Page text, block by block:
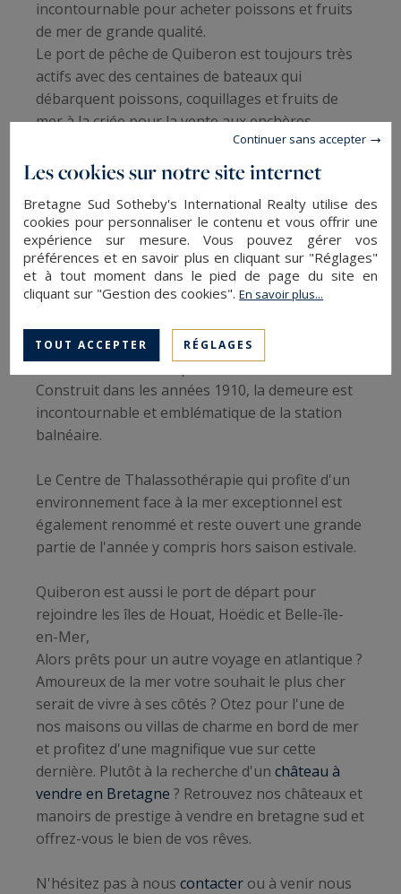
incontournable pour acheter poissons et fruits
de mer de grande qualité.
Le port de pêche de Quiberon est toujours très
actifs avec des centaines de bateaux qui
débarquent poissons, coquillages et fruits de
mer à la criée pour la vente aux enchères.
Côté gastronomie, salées ou sucrées, les
poissons et les filet de poissons fumés aux
Niniches et autres douceurs au Salidou (caramel
au beurre salé), les occasions de se régaler ne
manquent pas.
cette page), propriété privée, se dresse à
l'extrémité de la Presqu'île face à l'océan.
Construit dans les années 1910, la demeure est
incontournable et emblématique de la station
balnéaire.
Le Centre de Thalassothérapie qui profite d'un
environnement face à la mer exceptionnel est
également renommé et reste ouvert une grande
partie de l'année y compris hors saison estivale.
Quiberon est aussi le port de départ pour
rejoindre les îles de Houat, Hoëdic et Belle-île-
en-Mer,
Alors prêts pour un autre voyage en atlantique ?
Amoureux de la mer votre souhait le plus cher
serait de vivre à ses côtés ? Otez pour l'une de
nos maisons ou villas de charme en bord de mer
et profitez d'une magnifique vue sur cette
dernière. Plutôt à la recherche d'un château à
vendre en Bretagne ? Retrouvez nos châteaux et
manoirs de prestige à vendre en bretagne sud et
offrez-vous le bien de vos rêves.
N'hésitez pas à nous contacter ou à venir nous
Les cookies sur notre site internet
Bretagne Sud Sotheby's International Realty utilise des
cookies pour personnaliser le contenu et vous offrir une
expérience sur mesure. Vous pouvez gérer vos
préférences et en savoir plus en cliquant sur "Réglages"
et à tout moment dans le pied de page du site en
cliquant sur "Gestion des cookies".En savoir plus...
TOUT ACCEPTER RÉGLAGES
Continuer sans accepter